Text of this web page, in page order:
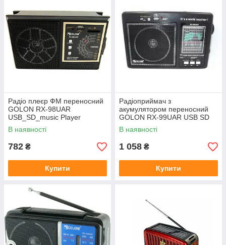
Радіо плеєр ФМ переносний
GOLON RX-98UAR
USB_SD_music Player
В наявності
782 ₴
Купити
Радіоприймач з
акумулятором переносний
GOLON RX-99UAR USB SD
music Player
В наявності
1 058 ₴
Купити